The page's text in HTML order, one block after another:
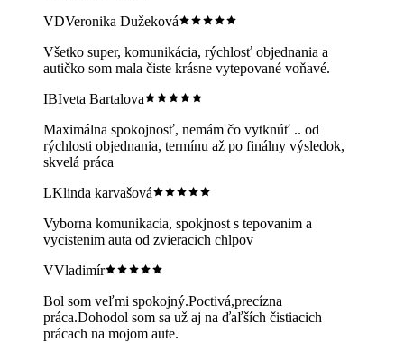
VDVeronika Dužeková
Všetko super, komunikácia, rýchlosť objednania a
autičko som mala čiste krásne vytepované voňavé.
IBIveta Bartalova
Maximálna spokojnosť, nemám čo vytknúť .. od
rýchlosti objednania, termínu až po finálny výsledok,
skvelá práca
LKlinda karvašová
Vyborna komunikacia, spokjnost s tepovanim a
vycistenim auta od zvieracich chlpov
VVladimír
Bol som veľmi spokojný.Poctivá,precízna
práca.Dohodol som sa už aj na ďaľších čistiacich
prácach na mojom aute.